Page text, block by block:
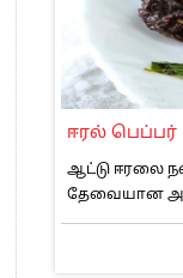
ஈரல்
ஆட்டு ஈரலை
தேவையான